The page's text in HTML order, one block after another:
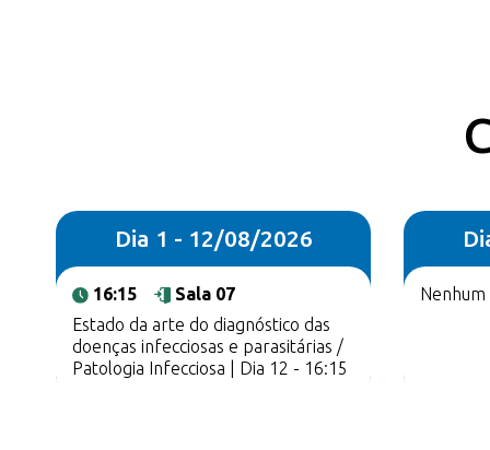
Dia 1 - 12/08/2026
16:15
Sala 07
Estado da arte do diagnóstico das
doenças infecciosas e parasitárias /
Patologia Infecciosa | Dia 12 - 16:15